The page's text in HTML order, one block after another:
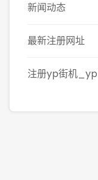
新闻动态
最新注册网址
注册yp街机